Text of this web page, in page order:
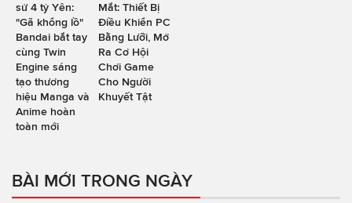
sử 4 tỷ Yên:
"Gã khổng lồ"
Bandai bắt tay
cùng Twin
Engine sáng
tạo thương
hiệu Manga và
Anime hoàn
toàn mới
Mắt: Thiết Bị
Điều Khiển PC
Bằng Lưỡi, Mở
Ra Cơ Hội
Chơi Game
Cho Người
Khuyết Tật
BÀI MỚI TRONG NGÀY